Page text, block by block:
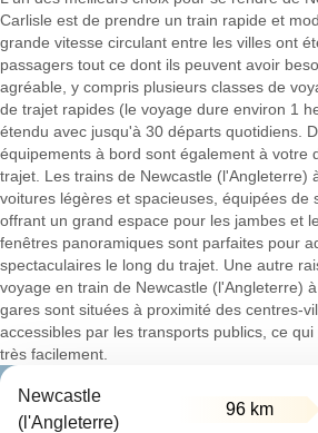
Carlisle est de prendre un train rapide et
grande vitesse circulant entre les villes ont
passagers tout ce dont ils peuvent avoir
agréable, y compris plusieurs classes de
de trajet rapides (le voyage dure environ 1
étendu avec jusqu'à 30 départs quotidiens.
équipements à bord sont également à votre
trajet. Les trains de Newcastle (l'Angleterre)
voitures légères et spacieuses, équipées de
offrant un grand espace pour les jambes et
fenêtres panoramiques sont parfaites pour
spectaculaires le long du trajet. Une autre
voyage en train de Newcastle (l'Angleterre)
gares sont situées à proximité des centres-
accessibles par les transports publics, ce
très facilement.
Newcastle
(l'Angleterre)
96 km